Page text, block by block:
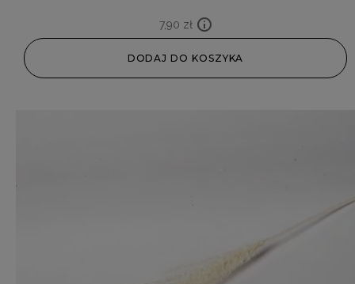
7,90 zł
DODAJ DO KOSZYKA